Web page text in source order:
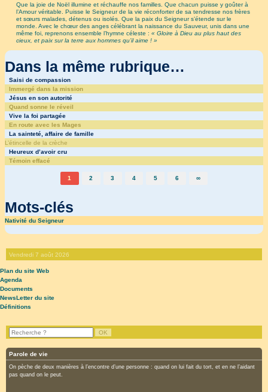
Que la joie de Noël illumine et réchauffe nos familles. Que chacun puisse y goûter à
l’Amour véritable. Puisse le Seigneur de la vie réconforter de sa tendresse nos frères
et sœurs malades, détenus ou isolés. Que la paix du Seigneur s’étende sur le
monde. Avec le chœur des anges célébrant la naissance du Sauveur, unis dans une
même foi, reprenons ensemble l’hymne céleste : « Gloire à Dieu au plus haut des
cieux, et paix sur la terre aux hommes qu’il aime ! »
Dans la même rubrique…
Saisi de compassion
Immergé dans la mission
Jésus en son autorité
Quand sonne le réveil
Vive la foi partagée
En route avec les Mages
La sainteté, affaire de famille
L’étincelle de la crèche
Heureux d’avoir cru
Témoin effacé
1 2 3 4 5 6 ∞
Mots-clés
Nativité du Seigneur
Vendredi 7 août 2026
Plan du site Web
Agenda
Documents
NewsLetter du site
Définitions
Parole de vie
On pèche de deux manières à l’encontre d’une personne : quand on lui fait du tort, et en ne l’aidant
pas quand on le peut.